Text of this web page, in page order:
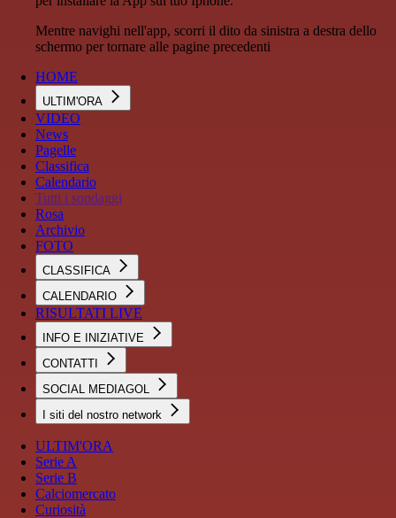
Mentre navighi nell'app, scorri il dito da sinistra a destra dello
schermo per tornare alle pagine precedenti
HOME
ULTIM'ORA
VIDEO
News
Pagelle
Classifica
Calendario
Tutti i sondaggi
Rosa
Archivio
FOTO
CLASSIFICA
CALENDARIO
RISULTATI LIVE
INFO E INIZIATIVE
CONTATTI
SOCIAL MEDIAGOL
I siti del nostro network
ULTIM'ORA
Serie A
Serie B
Calciomercato
Curiosità